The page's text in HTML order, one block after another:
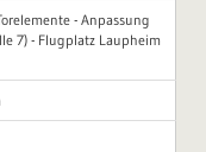
- Anpassung
7) - Flugplatz Laupheim